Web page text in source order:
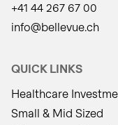
+41 44 267 67 00
info@bellevue.ch
QUICK LINKS
Healthcare
Small & Mid Sized